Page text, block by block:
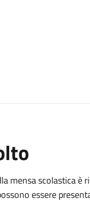
mensa scolastica
essere